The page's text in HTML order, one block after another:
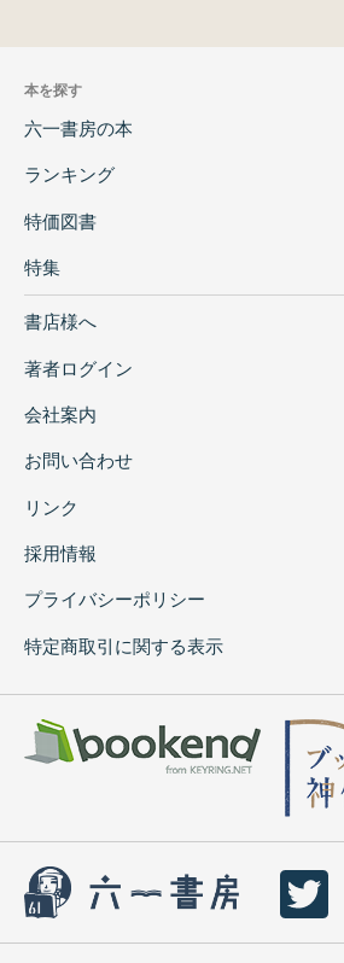
本を探す
六一書房の本
ランキング
特価図書
特集
書店様へ
著者ログイン
会社案内
お問い合わせ
リンク
採用情報
プライバシーポリシー
特定商取引に関する表示